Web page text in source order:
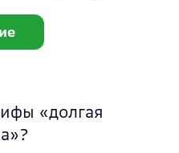
«долгая